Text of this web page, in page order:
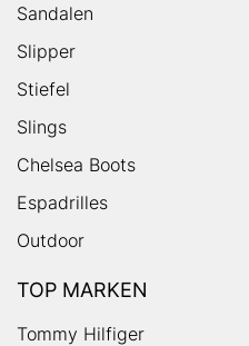
Sandalen
Slipper
Stiefel
Slings
Chelsea Boots
Espadrilles
Outdoor
TOP MARKEN
Tommy Hilfiger